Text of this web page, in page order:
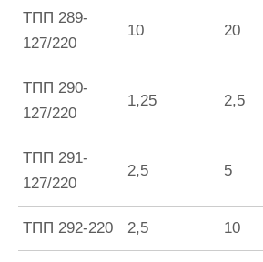
ТПП 289-
127/220
10 20
ТПП 290-
127/220
1,25 2,5
ТПП 291-
127/220
2,5 5
ТПП 292-220 2,5 10